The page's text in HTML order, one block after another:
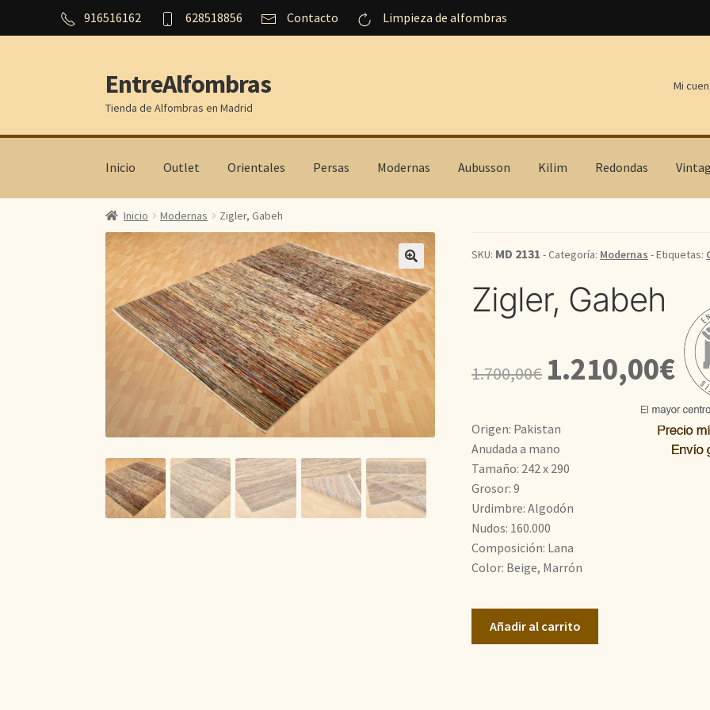
916516162 628518856 Contacto Limpieza de alfombras
Ir
a
la
navegación
Ir
al
contenido
EntreAlfombras
Tienda de Alfombras en Madrid
Mi
Inicio Outlet Orientales Persas Modernas Aubusson Kilim Redondas
Inicio Modernas Zigler, Gabeh
SKU: MD 2131 - Categoría: Modernas - Etiquetas:
Zigler, Gabeh
1.700,00€
El
precio
era:
1.700,00€.
1.210,00€El
es:
Origen: Pakistan
Anudada a mano
Tamaño: 242 x 290
Grosor: 9
Urdimbre: Algodón
Nudos: 160.000
Composición: Lana
Color: Beige, Marrón
Añadir al carrito